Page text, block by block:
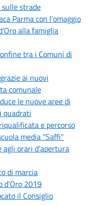
strade
Parma con l’omaggio
alla famiglia
tra i Comuni di
ai nuovi
comunale
le nuove aree di
quadrati
e percorso
media “Saffi”
orari d’apertura
di marcia
d’Oro 2019
il Consiglio